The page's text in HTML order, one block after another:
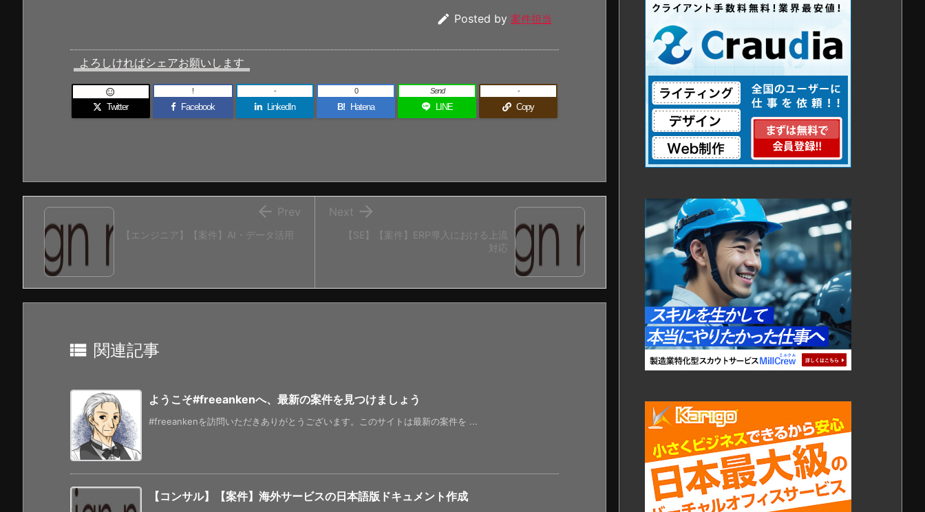
 Posted by 案件担当
よろしければシェアお願いします
Twitter

Facebook
!
LinkedIn
-
B! Hatena
0
LINE
Send
Copy
-
【SE】【案件】ERP導入における上流
対応

Next
【エンジニア】【案件】AI・データ活用
 Prev
 関連記事
ようこそ#freeankenへ、最新の案件を見つけましょう
#freeankenを訪問いただきありがとうございます。このサイトは最新の案件を ...
【コンサル】【案件】海外サービスの日本語版ドキュメント作成